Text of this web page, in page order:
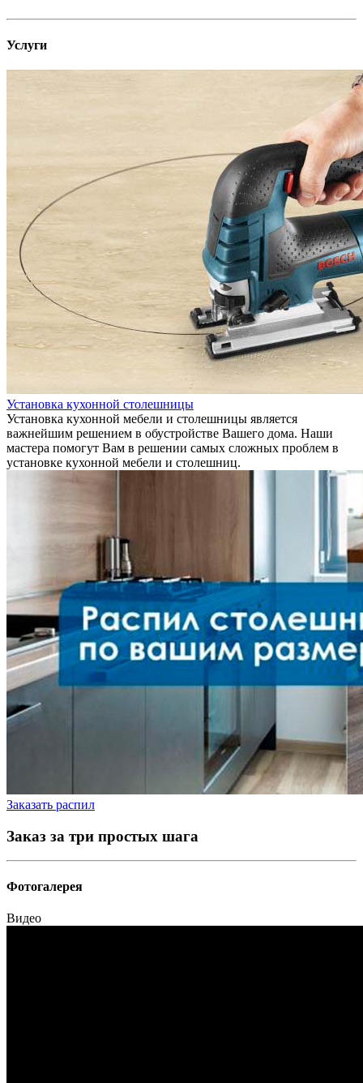
Услуги
Установка кухонной столешницы
Установка кухонной мебели и столешницы является
важнейшим решением в обустройстве Вашего дома. Наши
мастера помогут Вам в решении самых сложных проблем в
установке кухонной мебели и столешниц.
Заказать распил
Заказ за три простых шага
Фотогалерея
Видео